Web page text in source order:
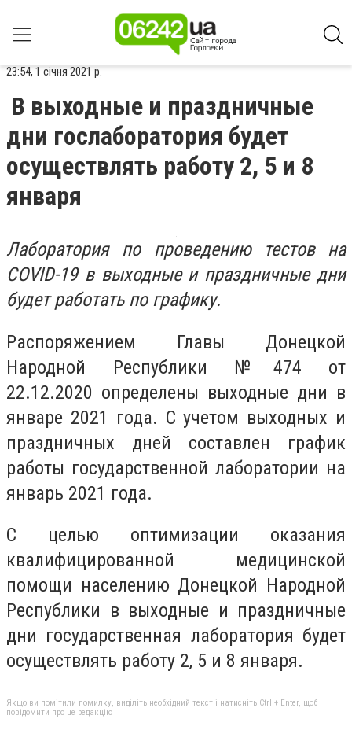
23:54, 1 січня 2021 р.
В выходные и праздничные
дни гослаборатория будет
осуществлять работу 2, 5 и 8
января
Лаборатория по проведению тестов на
COVID-19 в выходные и праздничные дни
будет работать по графику.
Распоряжением Главы Донецкой
Народной Республики №474 от
22.12.2020 определены выходные дни в
январе 2021 года. С учетом выходных и
праздничных дней составлен график
работы государственной лаборатории на
январь 2021 года.
С целью оптимизации оказания
квалифицированной медицинской
помощи населению Донецкой Народной
Республики в выходные и праздничные
дни государственная лаборатория будет
осуществлять работу 2, 5 и 8 января.
Якщо ви помітили помилку, виділіть необхідний текст і натисніть Ctrl + Enter, щоб
повідомити про це редакцію